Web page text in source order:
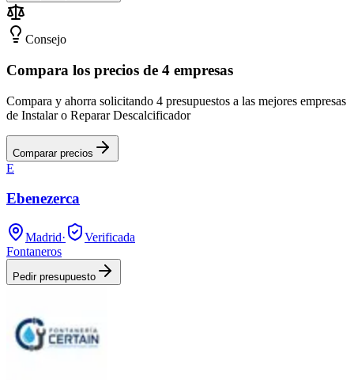
Consejo
Compara los precios de 4 empresas
Compara y ahorra solicitando 4 presupuestos a las mejores empresas
de Instalar o Reparar Descalcificador
Comparar precios
E
Ebenezerca
Madrid·
Verificada
Fontaneros
Pedir presupuesto